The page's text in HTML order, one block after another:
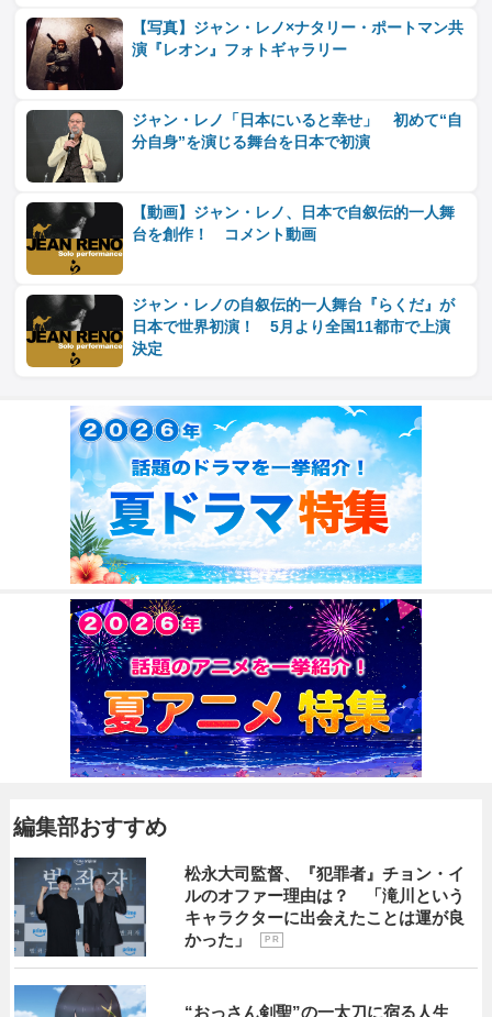
【写真】ジャン・レノ×ナタリー・ポートマン共
演『レオン』フォトギャラリー
ジャン・レノ「日本にいると幸せ」 初めて“自
分自身”を演じる舞台を日本で初演
【動画】ジャン・レノ、日本で自叙伝的一人舞
台を創作！ コメント動画
ジャン・レノの自叙伝的一人舞台『らくだ』が
日本で世界初演！ 5月より全国11都市で上演
決定
編集部おすすめ
松永大司監督、『犯罪者』チョン・イ
ルのオファー理由は？ 「滝川という
キャラクターに出会えたことは運が良
かった」
P R
“おっさん剣聖”の一太刀に宿る人生